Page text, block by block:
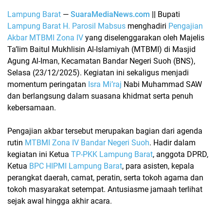
Lampung Barat — SuaraMediaNews.com || Bupati
Lampung Barat H. Parosil Mabsus menghadiri Pengajian
Akbar MTBMI Zona IV yang diselenggarakan oleh Majelis
Ta’lim Baitul Mukhlisin Al-Islamiyah (MTBMI) di Masjid
Agung Al-Iman, Kecamatan Bandar Negeri Suoh (BNS),
Selasa (23/12/2025). Kegiatan ini sekaligus menjadi
momentum peringatan Isra Mi’raj Nabi Muhammad SAW
dan berlangsung dalam suasana khidmat serta penuh
kebersamaan.
Pengajian akbar tersebut merupakan bagian dari agenda
rutin MTBMI Zona IV Bandar Negeri Suoh. Hadir dalam
kegiatan ini Ketua TP-PKK Lampung Barat, anggota DPRD,
Ketua BPC HIPMI Lampung Barat, para asisten, kepala
perangkat daerah, camat, peratin, serta tokoh agama dan
tokoh masyarakat setempat. Antusiasme jamaah terlihat
sejak awal hingga akhir acara.